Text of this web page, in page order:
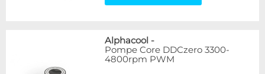
Alphacool -
Pompe Core DDCzero 3300-
4800rpm PWM